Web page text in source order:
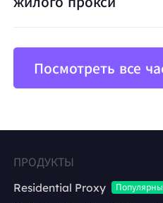
Посмотреть все
ПРОДУКТЫ
Residential Proxy